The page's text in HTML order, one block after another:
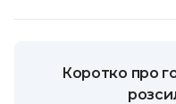
Коротко про